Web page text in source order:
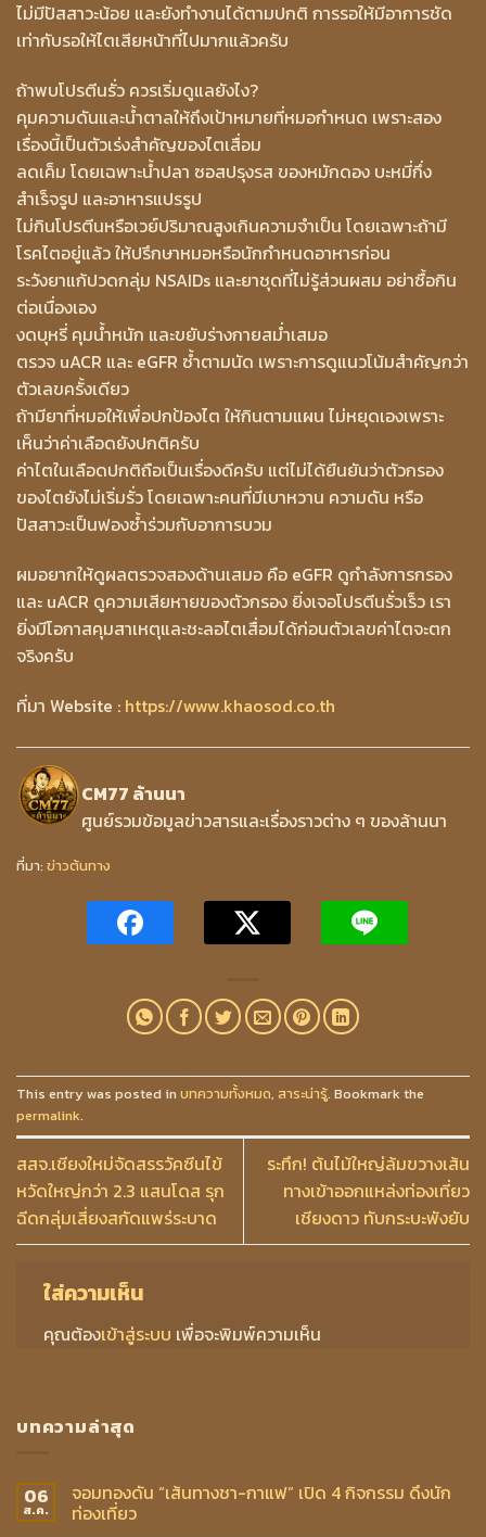
ไม่มีปัสสาวะน้อย และยังทำงานได้ตามปกติ การรอให้มีอาการชัด
เท่ากับรอให้ไตเสียหน้าที่ไปมากแล้วครับ
ถ้าพบโปรตีนรั่ว ควรเริ่มดูแลยังไง?
คุมความดันและน้ำตาลให้ถึงเป้าหมายที่หมอกำหนด เพราะสอง
เรื่องนี้เป็นตัวเร่งสำคัญของไตเสื่อม
ลดเค็ม โดยเฉพาะน้ำปลา ซอสปรุงรส ของหมักดอง บะหมี่กึ่ง
สำเร็จรูป และอาหารแปรรูป
ไม่กินโปรตีนหรือเวย์ปริมาณสูงเกินความจำเป็น โดยเฉพาะถ้ามี
โรคไตอยู่แล้ว ให้ปรึกษาหมอหรือนักกำหนดอาหารก่อน
ระวังยาแก้ปวดกลุ่ม NSAIDs และยาชุดที่ไม่รู้ส่วนผสม อย่าซื้อกิน
ต่อเนื่องเอง
งดบุหรี่ คุมน้ำหนัก และขยับร่างกายสม่ำเสมอ
ตรวจ uACR และ eGFR ซ้ำตามนัด เพราะการดูแนวโน้มสำคัญกว่า
ตัวเลขครั้งเดียว
ถ้ามียาที่หมอให้เพื่อปกป้องไต ให้กินตามแผน ไม่หยุดเองเพราะ
เห็นว่าค่าเลือดยังปกติครับ
ค่าไตในเลือดปกติถือเป็นเรื่องดีครับ แต่ไม่ได้ยืนยันว่าตัวกรอง
ของไตยังไม่เริ่มรั่ว โดยเฉพาะคนที่มีเบาหวาน ความดัน หรือ
ปัสสาวะเป็นฟองซ้ำร่วมกับอาการบวม
ผมอยากให้ดูผลตรวจสองด้านเสมอ คือ eGFR ดูกำลังการกรอง
และ uACR ดูความเสียหายของตัวกรอง ยิ่งเจอโปรตีนรั่วเร็ว เรา
ยิ่งมีโอกาสคุมสาเหตุและชะลอไตเสื่อมได้ก่อนตัวเลขค่าไตจะตก
จริงครับ
ที่มา Website : https://www.khaosod.co.th
CM77 ล้านนา
ศูนย์รวมข้อมูลข่าวสารและเรื่องราวต่าง ๆ ของล้านนา
ที่มา: ข่าวต้นทาง
This entry was posted in บทความทั้งหมด, สาระน่ารู้. Bookmark the
permalink.
สสจ.เชียงใหม่จัดสรรวัคซีนไข้
หวัดใหญ่กว่า 2.3 แสนโดส รุก
ฉีดกลุ่มเสี่ยงสกัดแพร่ระบาด
ระทึก! ต้นไม้ใหญ่ล้มขวางเส้น
ทางเข้าออกแหล่งท่องเที่ยว
เชียงดาว ทับกระบะพังยับ
ใส่ความเห็น
คุณต้องเข้าสู่ระบบ เพื่อจะพิมพ์ความเห็น
บทความล่าสุด
06
ส.ค.
จอมทองดัน “เส้นทางชา-กาแฟ” เปิด 4 กิจกรรม ดึงนัก
ท่องเที่ยว